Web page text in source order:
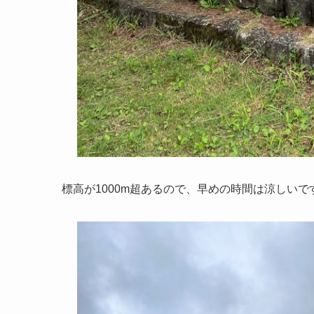
標高が1000m超あるので、早めの時間は涼しいで